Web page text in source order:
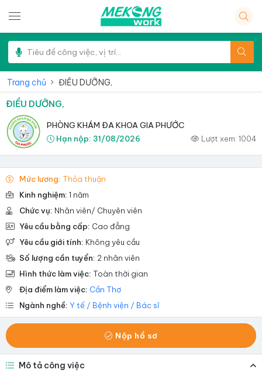
Trang chủ ĐIỀU DƯỠNG,
ĐIỀU DƯỠNG,
PHÒNG KHÁM ĐA KHOA GIA PHƯỚC
Hạn nộp: 31/08/2026 Lượt xem: 1004
Mức lương: Thỏa thuận
Kinh nghiệm: 1 năm
Chức vụ: Nhân viên/ Chuyên viên
Yêu cầu bằng cấp: Cao đẳng
Yêu cầu giới tính: Không yêu cầu
Số lượng cần tuyển: 2 nhân viên
Hình thức làm việc: Toàn thời gian
Địa điểm làm việc: Cần Thơ
Ngành nghề: Y tế / Bệnh viện / Bác sĩ
Nộp hồ sơ
Mô tả công việc